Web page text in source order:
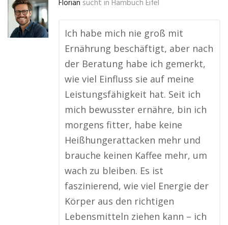
Florian sucht in Hambuch Eifel
Ich habe mich nie groß mit
Ernährung beschäftigt, aber nach
der Beratung habe ich gemerkt,
wie viel Einfluss sie auf meine
Leistungsfähigkeit hat. Seit ich
mich bewusster ernähre, bin ich
morgens fitter, habe keine
Heißhungerattacken mehr und
brauche keinen Kaffee mehr, um
wach zu bleiben. Es ist
faszinierend, wie viel Energie der
Körper aus den richtigen
Lebensmitteln ziehen kann – ich